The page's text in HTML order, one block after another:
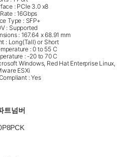
: PCIe 3.0 x8
: 16Gbps
Type : SFP+
: Supported
: 167.64 x 68.91 mm
: Long(Tall) or Short
: 0 to 55 C
: -20 to 70 C
Windows, Red Hat Enterprise Linux,
ESXi
: Yes
트넘버